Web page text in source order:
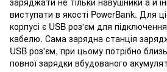
виступати в якості PowerBank. Для
корпусі є USB роз'єм для
кабелю. Сама зарядна станція
USB роз'єм, при цьому потрібно
повної зарядки вбудованого